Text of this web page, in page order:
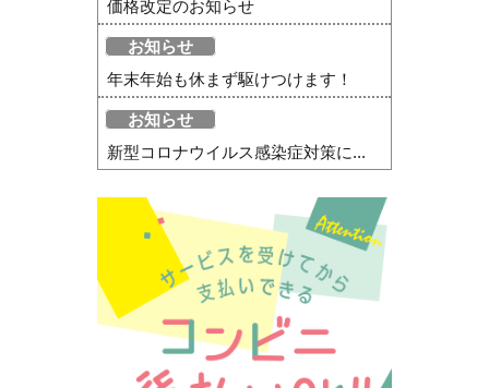
価格改定のお知らせ
お知らせ
年末年始も休まず駆けつけます！
お知らせ
新型コロナウイルス感染症対策に...